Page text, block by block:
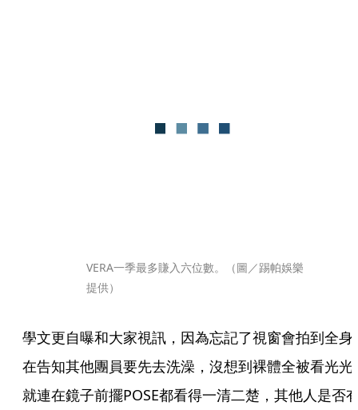
VERA一季最多賺入六位數。（圖／踢帕娛樂
提供）
學文更自曝和大家視訊，因為忘記了視窗會拍到全身
在告知其他團員要先去洗澡，沒想到裸體全被看光光
就連在鏡子前擺POSE都看得一清二楚，其他人是否